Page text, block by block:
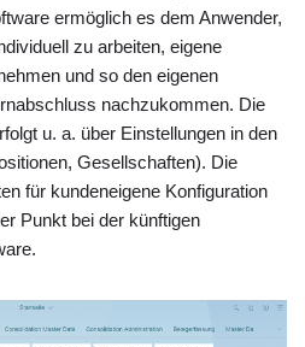
ermöglich es dem Anwender,
zu arbeiten, eigene
und so den eigenen
nachzukommen. Die
u. a. über Einstellungen in den
Gesellschaften). Die
für kundeneigene Konfiguration
Punkt bei der künftigen